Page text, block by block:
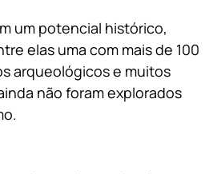
um potencial histórico,
elas uma com mais de 100
arqueológicos e muitos
não foram explorados